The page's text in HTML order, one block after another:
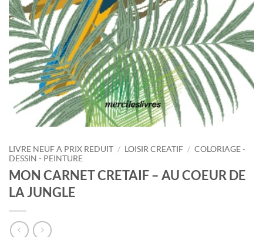
LIVRE NEUF A PRIX REDUIT / LOISIR CREATIF / COLORIAGE -
DESSIN - PEINTURE
MON CARNET CRETAIF – AU COEUR DE
LA JUNGLE